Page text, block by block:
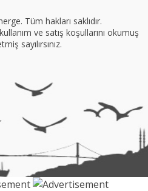
görüntüle
görüntüle
Tüm hakları saklıdır.
ve satış koşullarını okumuş
sayılırsınız.